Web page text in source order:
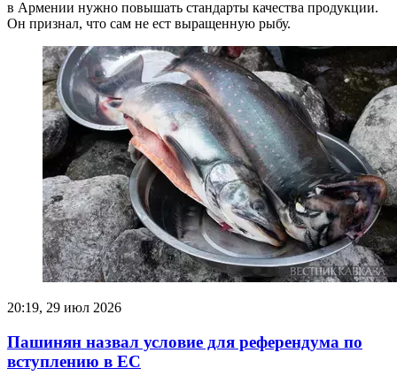
в Армении нужно повышать стандарты качества продукции.
Он признал, что сам не ест выращенную рыбу.
20:19, 29 июл 2026
Пашинян назвал условие для референдума по
вступлению в ЕС